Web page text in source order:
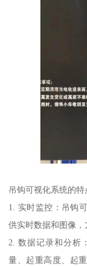
吊钩可视化系统的特
1. 实时监控：吊钩
供实时数据和图像，
2. 数据记录和分析
量、起重高度、起